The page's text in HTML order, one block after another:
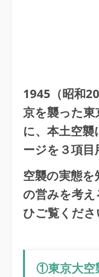
1945（昭和
京を襲った
に、本土空
ージを３項
空襲の実態を
の営みを考
ひご覧くださ
①東京大空